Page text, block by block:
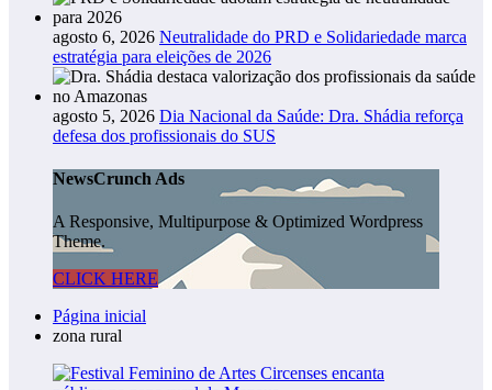
agosto 6, 2026 Neutralidade do PRD e Solidariedade marca
estratégia para eleições de 2026
agosto 5, 2026 Dia Nacional da Saúde: Dra. Shádia reforça
defesa dos profissionais do SUS
NewsCrunch Ads
A Responsive, Multipurpose & Optimized Wordpress
Theme.
CLICK HERE
Página inicial
zona rural